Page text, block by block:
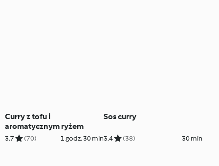
Curry z tofu i
aromatycznym ryżem
3.7 (70) 1 godz. 30 min
Sos curry
3.4 (38) 30 min